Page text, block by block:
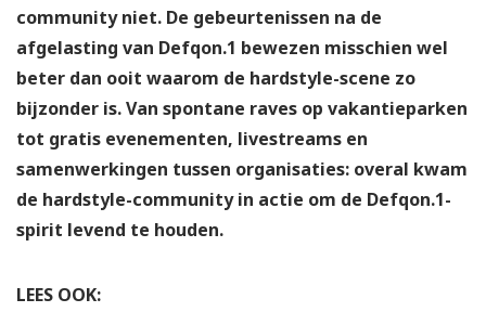
community niet. De gebeurtenissen na de
afgelasting van Defqon.1 bewezen misschien wel
beter dan ooit waarom de hardstyle-scene zo
bijzonder is. Van spontane raves op vakantieparken
tot gratis evenementen, livestreams en
samenwerkingen tussen organisaties: overal kwam
de hardstyle-community in actie om de Defqon.1-
spirit levend te houden.
LEES OOK: